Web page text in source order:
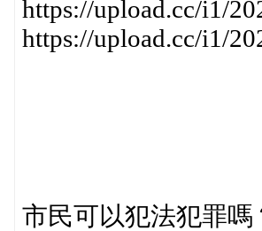
https://upload.cc/i1/
https://upload.cc/i1/
市民可以犯法犯罪嗎